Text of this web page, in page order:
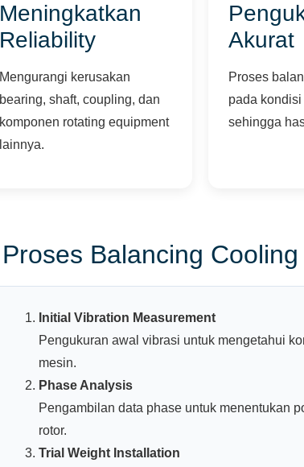
Meningkatkan
Reliability
Mengurangi kerusakan
bearing, shaft, coupling, dan
komponen rotating equipment
lainnya.
Akurat
Proses
pada
sehingga
Proses Balancing Cooling
Initial Vibration Measurement
Pengukuran awal vibrasi untuk mengetahui
mesin.
Phase Analysis
Pengambilan data phase untuk menentukan
rotor.
Trial Weight Installation